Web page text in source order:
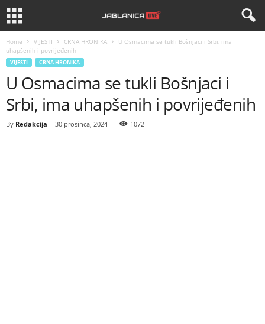
Home VIJESTI CRNA HRONIKA
U Osmacima se tukli Bošnjaci i Srbi, ima
uhapšenih i povrijeđenih
VIJESTI CRNA HRONIKA
U Osmacima se tukli Bošnjaci i
Srbi, ima uhapšenih i povrijeđenih
By Redakcija - 30 prosinca, 2024 1072